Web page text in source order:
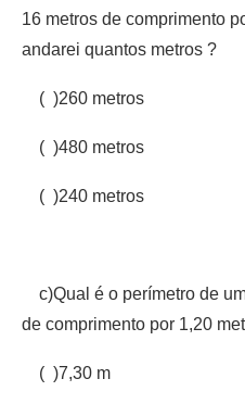
16 metros de comprimento
andarei quantos metros ?
( )260
( )480
( )240 metros
c)Qual é o perímetro de
de comprimento por 1,20
( )7,30 m